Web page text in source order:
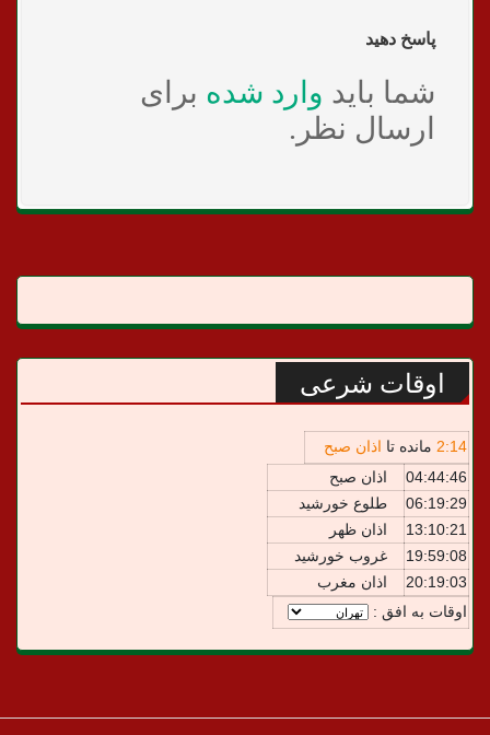
پاسخ دهید
شما باید وارد شده برای
ارسال نظر.
اوقات شرعی
2:14 مانده تا اذان صبح
04:44:46
اذان صبح
06:19:29
طلوع خورشید
13:10:21
اذان ظهر
19:59:08
غروب خورشید
20:19:03
اذان مغرب
اوقات به افق :